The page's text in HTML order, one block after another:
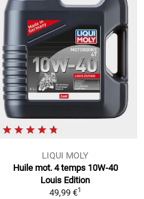
LIQUI MOLY
Huile mot. 4 temps 10W-40
Louis Edition
49,99 €1